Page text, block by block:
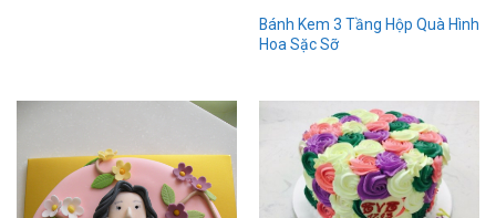
Bánh Kem 3 Tầng Hộp Quà Hình
Hoa Sặc Sỡ